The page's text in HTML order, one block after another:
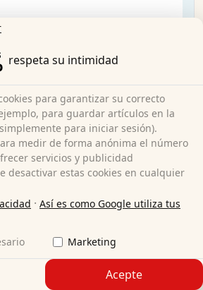
Premium 120x200 cm
respeta su intimidad
para garantizar su correcto
para guardar artículos en la
para iniciar sesión).
medir de forma anónima el número
servicios y publicidad
desactivar estas cookies en cualquier
· Así es como Google utiliza tus
Marketing
Acepte